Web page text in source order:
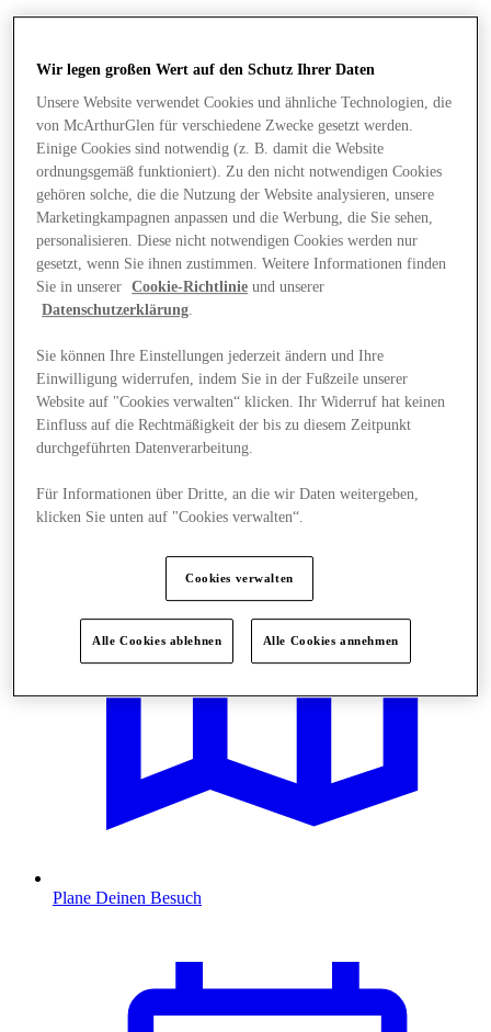
Angebote
Plane Deinen Besuch
Wir legen großen Wert auf den Schutz Ihrer Daten
Unsere Website verwendet Cookies und ähnliche Technologien, die
von McArthurGlen für verschiedene Zwecke gesetzt werden.
Einige Cookies sind notwendig (z. B. damit die Website
ordnungsgemäß funktioniert). Zu den nicht notwendigen Cookies
gehören solche, die die Nutzung der Website analysieren, unsere
Marketingkampagnen anpassen und die Werbung, die Sie sehen,
personalisieren. Diese nicht notwendigen Cookies werden nur
gesetzt, wenn Sie ihnen zustimmen. Weitere Informationen finden
Sie in unserer
Cookie-Richtlinie und unserer
Datenschutzerklärung
Sie können Ihre Einstellungen jederzeit ändern und Ihre
Einwilligung widerrufen, indem Sie in der Fußzeile unserer
Website auf "Cookies verwalten“ klicken. Ihr Widerruf hat keinen
Einfluss auf die Rechtmäßigkeit der bis zu diesem Zeitpunkt
durchgeführten Datenverarbeitung.
Für Informationen über Dritte, an die wir Daten weitergeben,
klicken Sie unten auf "Cookies verwalten“.
Cookies verwalten
Alle Cookies ablehnen Alle Cookies annehmen